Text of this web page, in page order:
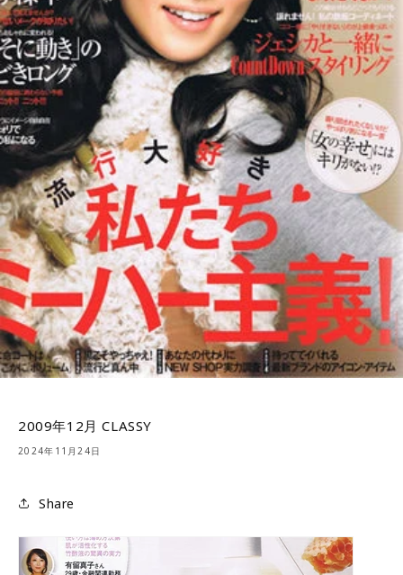
2009年12月 CLASSY
2024年11月24日
Share